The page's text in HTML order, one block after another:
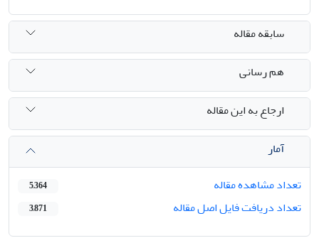
سابقه مقاله
هم رسانی
ارجاع به این مقاله
آمار
تعداد مشاهده مقاله
5,364
تعداد دریافت فایل اصل مقاله 3,871